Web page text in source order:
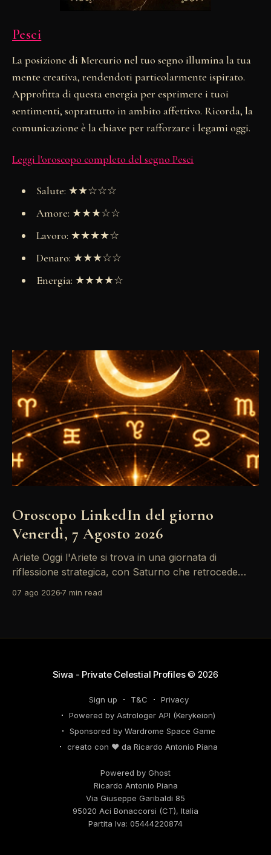
Pesci
La posizione di Mercurio nel tuo segno illumina la tua
mente creativa, rendendoti particolarmente ispirato.
Approfitta di questa energia per esprimere i tuoi
sentimenti, soprattutto in ambito affettivo. Ricorda, la
comunicazione è la chiave per rafforzare i legami oggi.
Leggi l'oroscopo completo del segno Pesci
Salute: ★★☆☆☆
Amore: ★★★☆☆
Lavoro: ★★★★☆
Denaro: ★★★☆☆
Energia: ★★★★☆
Oroscopo LinkedIn del giorno
Venerdì, 7 Agosto 2026
Ariete Oggi l'Ariete si trova in una giornata di
riflessione strategica, con Saturno che retrocede
riconsiderare il tuo personal brand e l'engagement
07 ago 2026 7 min read
Siwa - Private Celestial Profiles© 2026
Sign up T&C
Privacy
Powered by Astrologer API (Kerykeion)
Sponsored by Wardrome Space Game
creato con ❤️ da Ricardo Antonio Piana
Powered by Ghost
Ricardo Antonio Piana
Via Giuseppe Garibaldi 85
95020 Aci Bonaccorsi (CT), Italia
Partita Iva: 05444220874